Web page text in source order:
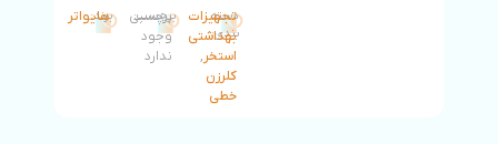
دسته
بندی:
تجهیزات
بهداشتی
استخر,
کلرزن
خطی
برچسب:
برچسبی
وجود
ندارد
برند:
هایواتر